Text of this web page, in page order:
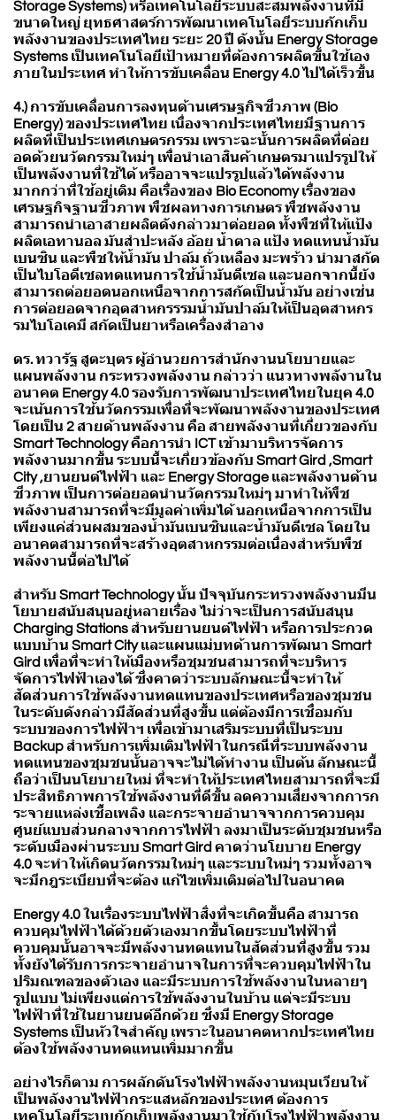
Storage Systems) หรือเทคโนโลยีระบบสะสมพลังงานที่มี
ขนาดใหญ่ ยุทธศาสตร์การพัฒนาเทคโนโลยีระบบกักเก็บ
พลังงานของประเทศไทย ระยะ 20 ปี ดังนั้น Energy Storage
Systems เป็นเทคโนโลยีเป้าหมายที่ต้องการผลิตขึ้นใช้เอง
ภายในประเทศ ทำให้การขับเคลื่อน Energy 4.0 ไปได้เร็วขึ้น
4.) การขับเคลื่อนการลงทุนด้านเศรษฐกิจชีวภาพ (Bio
Energy) ของประเทศไทย เนื่องจากประเทศไทยมีฐานการ
ผลิตที่เป็นประเทศเกษตรกรรม เพราะฉะนั้นการผลิตที่ต่อย
อดด้วยนวัตกรรมใหม่ๆ เพื่อนำเอาสินค้าเกษตรมาแปรรูปให้
เป็นพลังงานที่ใช้ได้ หรืออาจจะแปรรูปแล้วได้พลังงาน
มากกว่าที่ใช้อยู่เดิม คือเรื่องของ Bio Economy เรื่องของ
เศรษฐกิจฐานชีวภาพ พืชผลทางการเกษตร พืชพลังงาน
สามารถนำเอาสายผลิตดังกล่าวมาต่อยอด ทั้งพืชที่ให้แป้ง
ผลิตเอทานอล มันสำปะหลัง อ้อย น้ำตาล แป้ง ทดแทนน้ำมัน
เบนซิน และพืชให้น้ำมัน ปาล์ม ถั่วเหลือง มะพร้าว นำมาสกัด
เป็นไบโอดีเซลทดแทนการใช้น้ำมันดีเซล และนอกจากนี้ยัง
สามารถต่อยอดนอกเหนือจากการสกัดเป็นน้ำมัน อย่างเช่น
การต่อยอดจากอุตสาหกรรรมน้ำมันปาล์มให้เป็นอุตสาหกร
รมไบโอเคมี สกัดเป็นยาหรือเครื่องสำอาง
ดร. ทวารัฐ สูตะบุตร ผู้อำนวยการสำนักงานนโยบายและ
แผนพลังงาน กระทรวงพลังงาน กล่าวว่า แนวทางพลังานใน
อนาคต Energy 4.0 รองรับการพัฒนาประเทศไทยในยุค 4.0
จะเน้นการใช้นวัตกรรมเพื่อที่จะพัฒนาพลังงานของประเทศ
โดยเป็น 2 สายด้านพลังงาน คือ สายพลังงานที่เกี่ยวของกับ
Smart Technology คือการนำ ICT เข้ามาบริหารจัดการ
พลังงานมากขึ้น ระบบนี้จะเกี่ยวข้องกับ Smart Gird ,Smart
City ,ยานยนต์ไฟฟ้า และ Energy Storage และพลังงานด้าน
ชีวภาพ เป็นการต่อยอดนำนวัตกรรมใหม่ๆ มาทำให้พืช
พลังงานสามารถที่จะมีมูลค่าเพิ่มได้ นอกเหนือจากการเป็น
เพียงแค่ส่วนผสมของน้ำมันเบนซินและน้ำมันดีเซล โดยใน
อนาคตสามารถที่จะสร้างอุตสาหกรรมต่อเนื่องสำหรับพืช
พลังงานนี้ต่อไปได้
สำหรับ Smart Technology นั้น ปัจจุบันกระทรวงพลังงานมีน
โยบายสนับสนุนอยู่หลายเรื่อง ไม่ว่าจะเป็นการสนับสนุน
Charging Stations สำหรับยานยนต์ไฟฟ้า หรือการประกวด
แบบบ้าน Smart City และแผนแม่บทด้านการพัฒนา Smart
Gird เพื่อที่จะทำให้เมืองหรือชุมชนสามารถที่จะบริหาร
จัดการไฟฟ้าเองได้ ซึ่งคาดว่าระบบลักษณะนี้จะทำให้
สัดส่วนการใช้พลังงานทดแทนของประเทศหรือของชุมชน
ในระดับดังกล่าวมีสัดส่วนที่สูงขึ้น แต่ต้องมีการเชื่อมกับ
ระบบของการไฟฟ้าฯ เพื่อเข้ามาเสริมระบบที่เป็นระบบ
Backup สำหรับการเพิ่มเติมไฟฟ้าในกรณีที่ระบบพลังงาน
ทดแทนของชุมชนนั้นอาจจะไม่ได้ทำงาน เป็นต้น ลักษณะนี้
ถือว่าเป็นนโยบายใหม่ ที่จะทำให้ประเทศไทยสามารถที่จะมี
ประสิทธิภาพการใช้พลังงานที่ดีขึ้น ลดความเสี่ยงจากการก
ระจายแหล่งเชื้อเพลิง และกระจายอำนาจจากการควบคุม
ศูนย์แบบส่วนกลางจากการไฟฟ้า ลงมาเป็นระดับชุมชนหรือ
ระดับเมืองผ่านระบบ Smart Gird คาดว่านโยบาย Energy
4.0 จะทำให้เกิดนวัตกรรมใหม่ๆ และระบบใหม่ๆ รวมทั้งอาจ
จะมีกฎระเบียบที่จะต้อง แก้ไขเพิ่มเติมต่อไปในอนาคต
Energy 4.0 ในเรื่องระบบไฟฟ้าสิ่งที่จะเกิดขึ้นคือ สามารถ
ควบคุมไฟฟ้าได้ด้วยตัวเองมากขึ้นโดยระบบไฟฟ้าที่
ควบคุมนั้นอาจจะมีพลังงานทดแทนในสัดส่วนที่สูงขึ้น รวม
ทั้งยังได้รับการกระจายอำนาจในการที่จะควบคุมไฟฟ้าใน
ปริมณฑลของตัวเอง และมีระบบการใช้พลังงานในหลายๆ
รูปแบบ ไม่เพียงแต่การใช้พลังงานในบ้าน แต่จะมีระบบ
ไฟฟ้าที่ใช้ในยานยนต์อีกด้วย ซึ่งมี Energy Storage
Systems เป็นหัวใจสำคัญ เพราะในอนาคตหากประเทศไทย
ต้องใช้พลังงานทดแทนเพิ่มมากขึ้น
อย่างไรก็ตาม การผลักดันโรงไฟฟ้าพลังงานหมุนเวียนให้
เป็นพลังงานไฟฟ้ากระแสหลักของประเทศ ต้องการ
เทคโนโลยีระบบกักเก็บพลังงานมาใช้กับโรงไฟฟ้าพลังงาน